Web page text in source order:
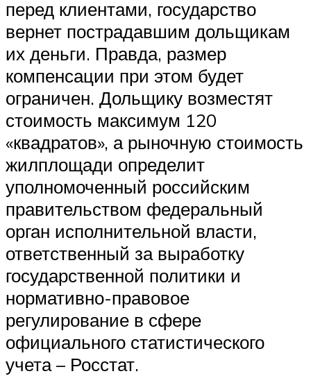
перед клиентами, государство
вернет пострадавшим дольщикам
их деньги. Правда, размер
компенсации при этом будет
ограничен. Дольщику возместят
стоимость максимум 120
«квадратов», а рыночную стоимость
жилплощади определит
уполномоченный российским
правительством федеральный
орган исполнительной власти,
ответственный за выработку
государственной политики и
нормативно-правовое
регулирование в сфере
официального статистического
учета – Росстат.